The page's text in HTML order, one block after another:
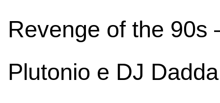
Revenge of the 90s
Plutonio e DJ